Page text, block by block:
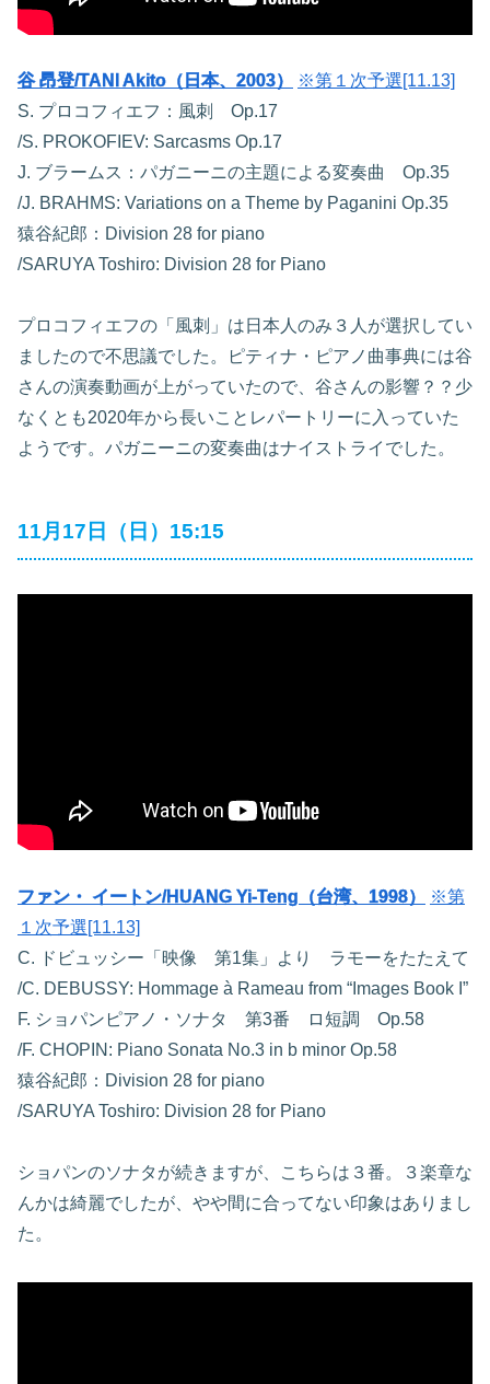
谷 昂登/TANI Akito（日本、2003）
※第１次予選[11.13]
S. プロコフィエフ：風刺 Op.17
/S. PROKOFIEV: Sarcasms Op.17
J. ブラームス：パガニーニの主題による変奏曲 Op.35
/J. BRAHMS: Variations on a Theme by Paganini Op.35
猿谷紀郎：Division 28 for piano
/SARUYA Toshiro: Division 28 for Piano
プロコフィエフの「風刺」は日本人のみ３人が選択してい
ましたので不思議でした。ピティナ・ピアノ曲事典には谷
さんの演奏動画が上がっていたので、谷さんの影響？？少
なくとも2020年から長いことレパートリーに入っていた
ようです。パガニーニの変奏曲はナイストライでした。
11月17日（日）15:15
ファン・ イートン/HUANG Yi-Teng（台湾、1998）
※第
１次予選[11.13]
C. ドビュッシー「映像 第1集」より ラモーをたたえて
/C. DEBUSSY: Hommage à Rameau from “Images Book I”
F. ショパンピアノ・ソナタ 第3番 ロ短調 Op.58
/F. CHOPIN: Piano Sonata No.3 in b minor Op.58
猿谷紀郎：Division 28 for piano
/SARUYA Toshiro: Division 28 for Piano
ショパンのソナタが続きますが、こちらは３番。３楽章な
んかは綺麗でしたが、やや間に合ってない印象はありまし
た。